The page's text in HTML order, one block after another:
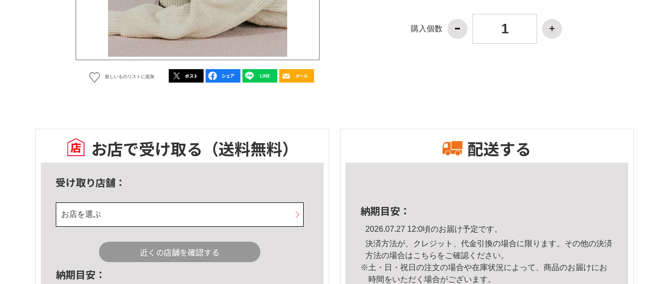
欲しいものリストに追加
購入個数
お店で受け取る （送料無料）
受け取り店舗：
お店を選ぶ
近くの店舗を確認する
納期目安：
配送する
納期目安：
2026.07.27 12:0頃のお届け予定です。
決済方法が、クレジット、代金引換の場合に限ります。その他の決済
方法の場合はこちら をご確認ください。
※土・日・祝日の注文の場合や在庫状況によって、商品のお届けにお
時間をいただく場合がございます。